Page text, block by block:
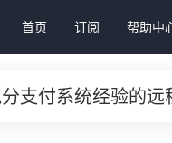
首页 订阅 帮助中
支付系统经验的远